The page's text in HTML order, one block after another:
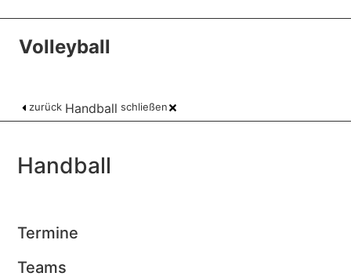
Volleyball
zurück Handball schließen
Handball
Termine
Teams